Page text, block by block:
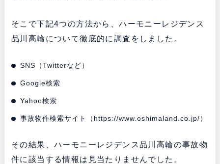
そこで下記4つの方法から、ハーモニーレジデンス
品川高輪について徹底的に調査をしました。
SNS（Twitterなど）
Google検索
Yahoo検索
事故物件検索サイト（ https://www.oshimaland.co.jp/）
その結果、ハーモニーレジデンス品川高輪の事故物
件に該当する情報は見当たりませんでした。